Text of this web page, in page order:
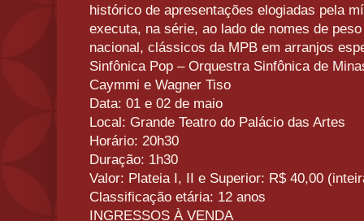
histórico de apresentações elogiadas pela
executa, na série, ao lado de nomes de
nacional, clássicos da MPB em arranjos
Sinfônica Pop – Orquestra Sinfônica de
Caymmi e Wagner Tiso
Data: 01 e 02 de maio
Local: Grande Teatro do Palácio das Artes
Horário: 20h30
Duração: 1h30
Valor: Plateia I, II e Superior: R$ 40,00
Classificação etária: 12 anos
INGRESSOS À VENDA